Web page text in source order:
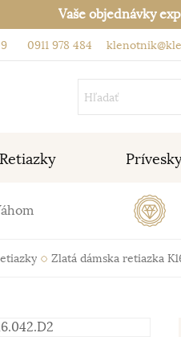
Vaše objednávky
0911 978 484
Retiazky
Zlatá dámska retiazka